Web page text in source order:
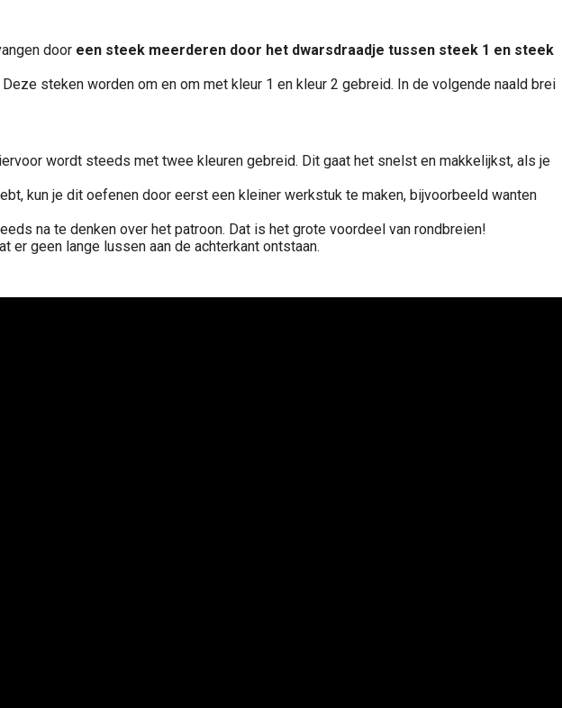
door een steek meerderen door het dwarsdraadje tussen steek 1 en steek
steken worden om en om met kleur 1 en kleur 2 gebreid. In de volgende naald brei
wordt steeds met twee kleuren gebreid. Dit gaat het snelst en makkelijkst, als je
kun je dit oefenen door eerst een kleiner werkstuk te maken, bijvoorbeeld wanten
na te denken over het patroon. Dat is het grote voordeel van rondbreien!
er geen lange lussen aan de achterkant ontstaan.